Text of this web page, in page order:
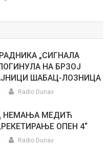
„СИГНАЛА
НА БРЗОЈ
ШАБАЦ-ЛОЗНИЦА
Radio Dunav
НЕМАЊА МЕДИЋ
ОПЕН 4“
Radio Dunav